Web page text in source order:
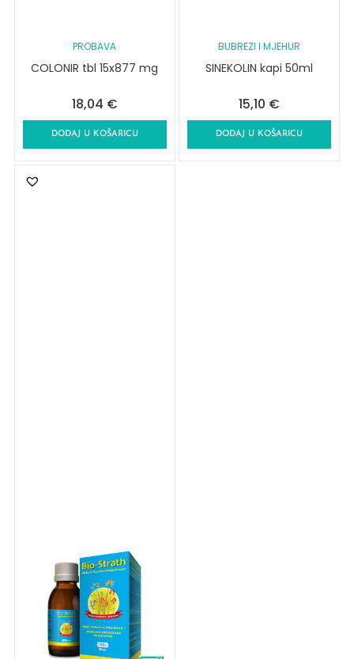
PROBAVA
COLONIR tbl 15x877 mg
18,04 €
DODAJ U KOŠARICU
BUBREZI I MJEHUR
SINEKOLIN kapi 50ml
15,10 €
DODAJ U KOŠARICU